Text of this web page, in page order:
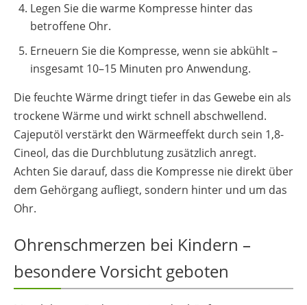
Legen Sie die warme Kompresse hinter das
betroffene Ohr.
Erneuern Sie die Kompresse, wenn sie abkühlt –
insgesamt 10–15 Minuten pro Anwendung.
Die feuchte Wärme dringt tiefer in das Gewebe ein als
trockene Wärme und wirkt schnell abschwellend.
Cajeputöl verstärkt den Wärmeeffekt durch sein 1,8-
Cineol, das die Durchblutung zusätzlich anregt.
Achten Sie darauf, dass die Kompresse nie direkt über
dem Gehörgang aufliegt, sondern hinter und um das
Ohr.
Ohrenschmerzen bei Kindern –
besondere Vorsicht geboten